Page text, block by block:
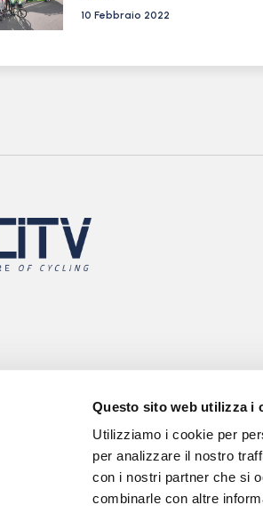
Questo sito web utilizza i
Utilizziamo i cookie per
per analizzare il nostro
con i nostri partner che si
combinarle con altre
10 Febbraio 2022